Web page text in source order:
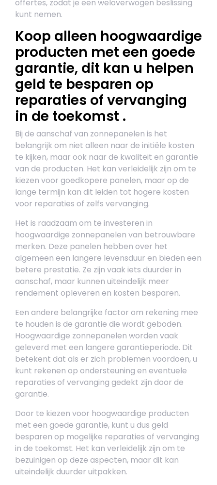
offertes, zodat je een weloverwogen beslissing
kunt nemen.
Koop alleen hoogwaardige
producten met een goede
garantie, dit kan u helpen
geld te besparen op
reparaties of vervanging
in de toekomst .
Bij de aanschaf van zonnepanelen is het
belangrijk om niet alleen naar de initiële kosten
te kijken, maar ook naar de kwaliteit en garantie
van de producten. Het kan verleidelijk zijn om te
kiezen voor goedkopere panelen, maar op de
lange termijn kan dit leiden tot hogere kosten
voor reparaties of zelfs vervanging.
Het is raadzaam om te investeren in
hoogwaardige zonnepanelen van betrouwbare
merken. Deze panelen hebben over het
algemeen een langere levensduur en bieden een
betere prestatie. Ze zijn vaak iets duurder in
aanschaf, maar kunnen uiteindelijk meer
rendement opleveren en kosten besparen.
Een andere belangrijke factor om rekening mee
te houden is de garantie die wordt geboden.
Hoogwaardige zonnepanelen worden vaak
geleverd met een langere garantieperiode. Dit
betekent dat als er zich problemen voordoen, u
kunt rekenen op ondersteuning en eventuele
reparaties of vervanging gedekt zijn door de
garantie.
Door te kiezen voor hoogwaardige producten
met een goede garantie, kunt u dus geld
besparen op mogelijke reparaties of vervanging
in de toekomst. Het kan verleidelijk zijn om te
bezuinigen op deze aspecten, maar dit kan
uiteindelijk duurder uitpakken.